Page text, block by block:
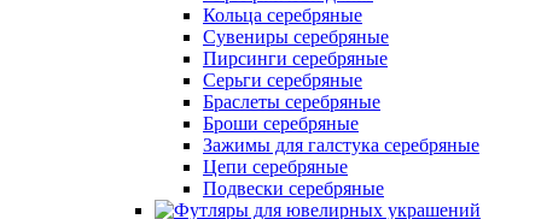
Кольца серебряные
Сувениры серебряные
Пирсинги серебряные
Серьги серебряные
Браслеты серебряные
Броши серебряные
Зажимы для галстука серебряные
Цепи серебряные
Подвески серебряные